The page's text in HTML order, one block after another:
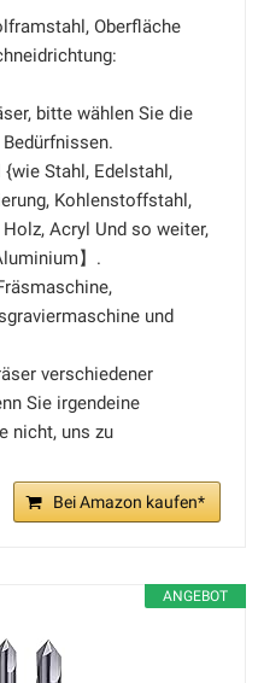
Oberfläche
bitte wählen Sie die
Stahl, Edelstahl,
Kohlenstoffstahl,
Acryl Und so weiter,
】.
und
verschiedener
Sie irgendeine
nicht, uns zu
Bei Amazon kaufen*
ANGEBOT